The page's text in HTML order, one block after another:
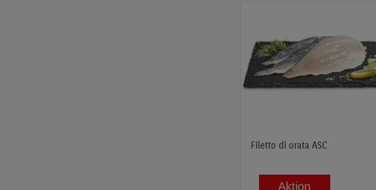
Filetto di orata ASC
Aktion